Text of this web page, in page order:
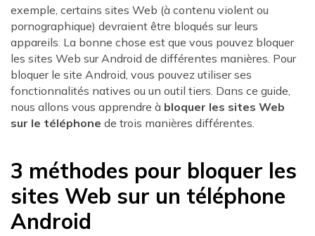
exemple, certains sites Web (à contenu violent ou
pornographique) devraient être bloqués sur leurs
appareils. La bonne chose est que vous pouvez bloquer
les sites Web sur Android de différentes manières. Pour
bloquer le site Android, vous pouvez utiliser ses
fonctionnalités natives ou un outil tiers. Dans ce guide,
nous allons vous apprendre à bloquer les sites Web
sur le téléphone de trois manières différentes.
3 méthodes pour bloquer les
sites Web sur un téléphone
Android